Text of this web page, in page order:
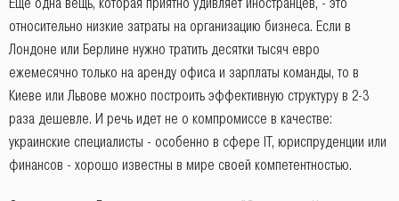
относительно низкие затраты на организацию бизнеса. Если в
Лондоне или Берлине нужно тратить десятки тысяч евро
ежемесячно только на аренду офиса и зарплаты команды, то в
Киеве или Львове можно построить эффективную структуру в 2-3
раза дешевле. И речь идет не о компромиссе в качестве:
украинские специалисты - особенно в сфере IT, юриспруденции или
финансов - хорошо известны в мире своей компетентностью.